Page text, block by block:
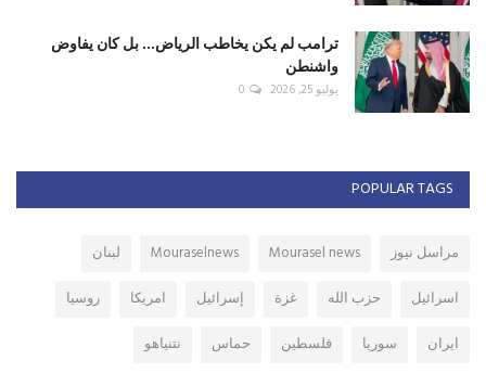
ترامب لم يكن يخاطب الرياض... بل كان يفاوض
واشنطن
يوليو 25, 2026 0
POPULAR TAGS
مراسل نيوز Mourasel news
Mouraselnews
لبنان
اسرائيل
حزب الله غزة إسرائيل امريكا
روسيا
ايران
سوريا فلسطين حماس نتنياهو